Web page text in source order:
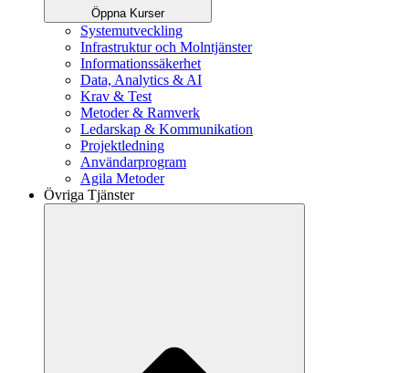
Öppna Kurser
Systemutveckling
Infrastruktur och Molntjänster
Informationssäkerhet
Data, Analytics & AI
Krav & Test
Metoder & Ramverk
Ledarskap & Kommunikation
Projektledning
Användarprogram
Agila Metoder
Övriga Tjänster